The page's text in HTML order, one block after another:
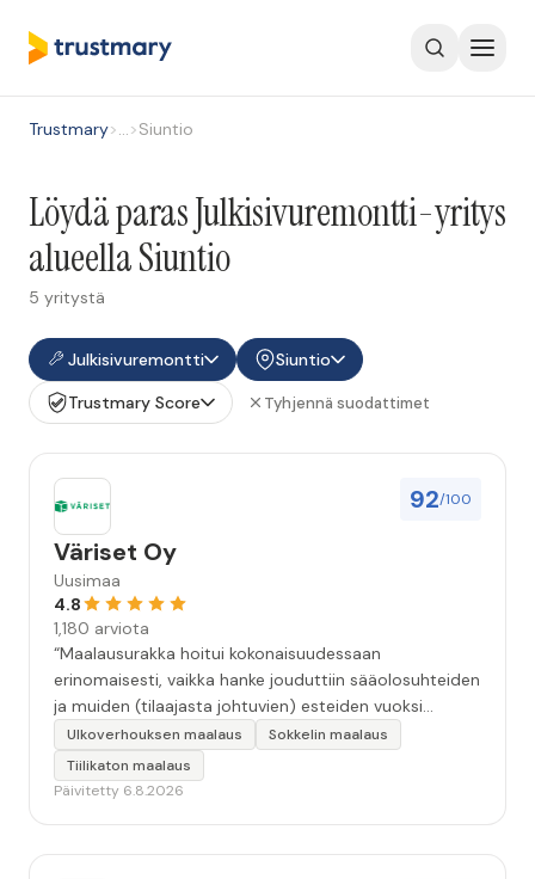
Trustmary>…>Siuntio
Löydä paras Julkisivuremontti-yritys
alueella Siuntio
5 yritystä
Julkisivuremontti
Siuntio
Trustmary Score
Tyhjennä suodattimet
92/100
Väriset Oy
Uusimaa
4.8
1,180 arviota
“Maalausurakka hoitui kokonaisuudessaan
erinomaisesti, vaikka hanke jouduttiin sääolosuhteiden
ja muiden (tilaajasta johtuvien) esteiden vuoksi
keskeyttämään n. 3 viikoksi. Maalaistulos on oikein
hyvä, yhteydenpito erinomaista, jälkityöt tehtiin
huolellisesti. Suosittelen. Erityiskiitos itse maalareille:
Ulkoverhouksen maalaus
Sokkelin maalaus
Tiilikaton maalaus
Päivitetty 6.8.2026